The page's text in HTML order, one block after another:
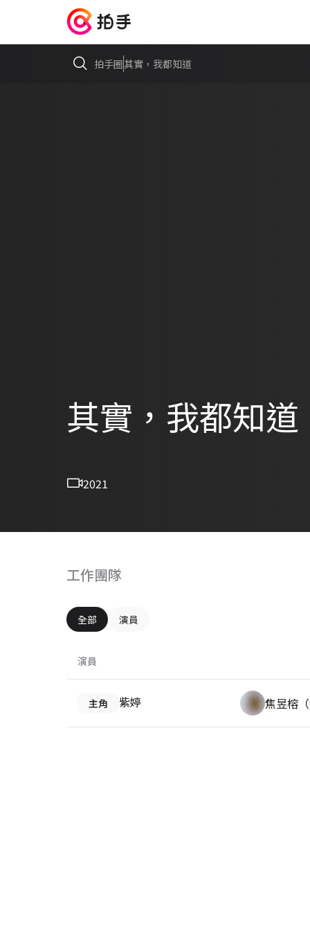
拍手圈其實，我都知道
其實，我都知道
2021
工作團隊
全部 演員
演員
主角 紫婷 焦昱榕